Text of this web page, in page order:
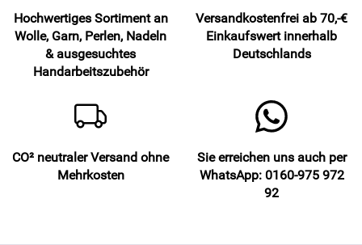
Hochwertiges Sortiment an
Wolle, Garn, Perlen, Nadeln
& ausgesuchtes
Handarbeitszubehör
Versandkostenfrei ab 70,-€
Einkaufswert innerhalb
Deutschlands
CO² neutraler Versand ohne
Mehrkosten
Sie erreichen uns auch per
WhatsApp: 0160-975 972
92